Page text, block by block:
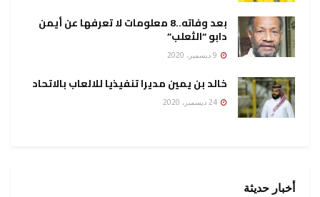
بعد وفاته..8 معلومات لا تعرفها عن أيمن
دابو “الثعلب”
خالد بن يمين مديرا تنفيذيا للالعاب بالاتحاد
أخبار حديثة